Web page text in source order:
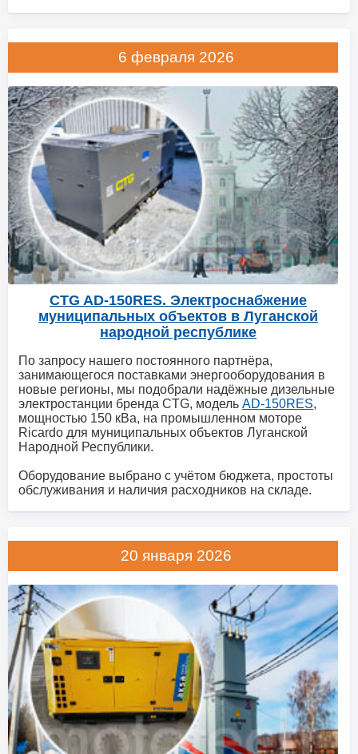
6 февраля 2026
CTG AD-150RES. Электроснабжение
муниципальных объектов в Луганской
народной республике
По запросу нашего постоянного партнёра,
занимающегося поставками энергооборудования в
новые регионы, мы подобрали надёжные дизельные
электростанции бренда CTG, модель AD-150RES,
мощностью 150 кВа, на промышленном моторе
Ricardo для муниципальных объектов Луганской
Народной Республики.
Оборудование выбрано с учётом бюджета, простоты
обслуживания и наличия расходников на складе.
20 января 2026